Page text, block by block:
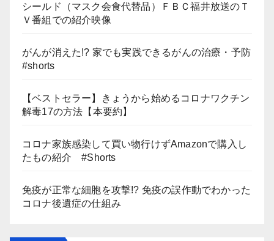
シールド（マスク会食代替品）ＦＢＣ福井放送のＴ
Ｖ番組での紹介映像
がんが消えた!? 家でも実践できるがんの治療・予防
#shorts
【ベストセラー】きょうから始めるコロナワクチン
解毒17の方法【本要約】
コロナ家族感染して買い物行けずAmazonで購入し
たもの紹介 #Shorts
免疫が正常な細胞を攻撃!? 免疫の誤作動でわかった
コロナ後遺症の仕組み